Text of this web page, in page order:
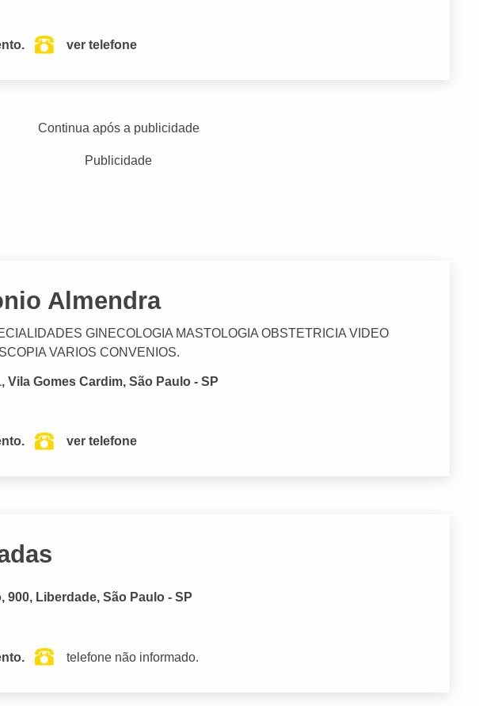
ver telefone
Continua após a publicidade
Publicidade
Almendra
GINECOLOGIA MASTOLOGIA OBSTETRICIA VIDEO
VARIOS CONVENIOS.
Vila Gomes Cardim, São Paulo - SP
ver telefone
900, Liberdade, São Paulo - SP
telefone não informado.